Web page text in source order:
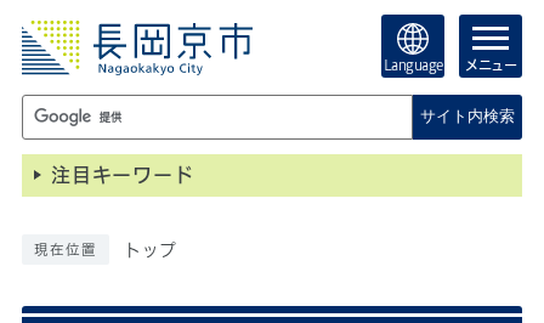
Language メニュー
サイト内検索
注目キーワード
現在位置 トップ